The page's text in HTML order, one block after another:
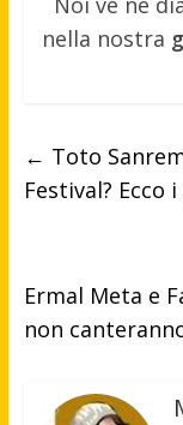
nella nostra
← Toto
Festival? Ecco
Ermal Meta e
non